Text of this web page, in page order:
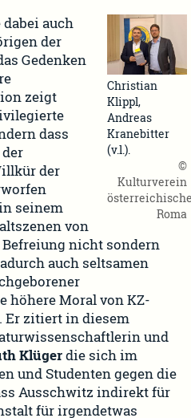
Christian
Klippl,
Andreas
Kranebitter
(v.l.).
©
Kulturverein
Roma
auch
der
Gedenken
zeigt
dass
der
seinem
von
nicht sondern
auch seltsamen
höhere Moral von KZ-
Er zitiert in diesem
und
Klügerdie sich im
und Studenten gegen die
Ausschwitz indirekt für
für irgendetwas